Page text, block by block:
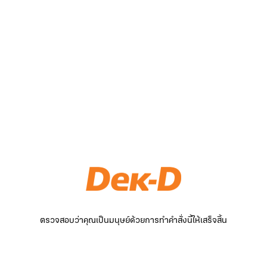
ตรวจสอบว่าคุณเป็นมนุษย์ด้วยการทำคำสั่งนี้ให้เสร็จสิ้น